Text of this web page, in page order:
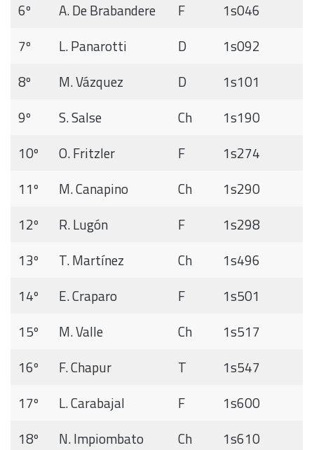
6º A. De Brabandere F
1s046
7º
L. Panarotti D
1s092
8º
M. Vázquez D
1s101
9º
S. Salse Ch
1s190
10º
O. Fritzler F
1s274
11º
M. Canapino Ch
1s290
12º
R. Lugón F
1s298
13º
T. Martínez Ch
1s496
14º
E. Craparo F
1s501
15º
M. Valle Ch
1s517
16º
F. Chapur T
1s547
17º
L. Carabajal F
1s600
18º
N. Impiombato Ch
1s610